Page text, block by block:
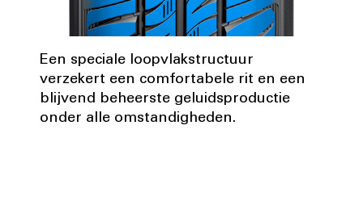
Een speciale loopvlakstructuur
verzekert een comfortabele rit en een
blijvend beheerste geluidsproductie
onder alle omstandigheden.